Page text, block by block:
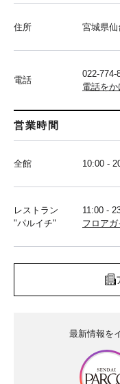
住所 宮城県仙
電話
022-774-
電話をか
営業時間
全館 10:00 -
レストラン
"パルイチ"
11:00 -
フロア
最新情報を